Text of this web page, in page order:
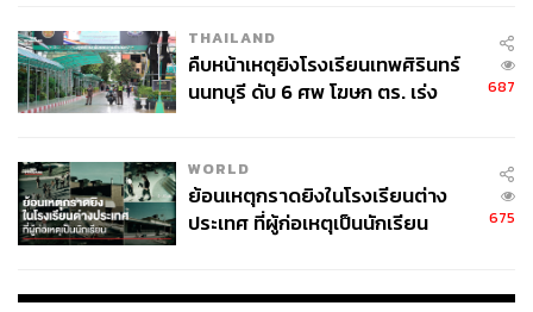
THAILAND
คืบหน้าเหตุยิงโรงเรียนเทพศิรินทร์
นนทบุรี ดับ 6 ศพ โฆษก ตร. เร่ง
687
WORLD
ย้อนเหตุกราดยิงในโรงเรียนต่าง
ประเทศ ที่ผู้ก่อเหตุเป็นนักเรียน
675